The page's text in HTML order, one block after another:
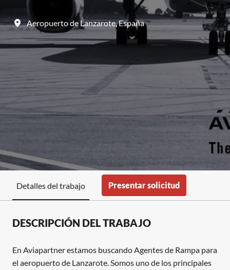
Aeropuerto de Lanzarote,España
Detalles del trabajo Presentar solicitud
DESCRIPCIÓN DEL TRABAJO
En Aviapartner estamos buscando Agentes de Rampa para
el aeropuerto de Lanzarote. Somos uno de los principales